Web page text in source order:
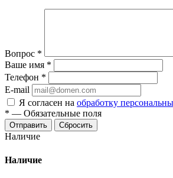
Вопрос *
Ваше имя *
Телефон *
E-mail
Я согласен на обработку
* — Обязательные поля
Сбросить
Наличие
Наличие